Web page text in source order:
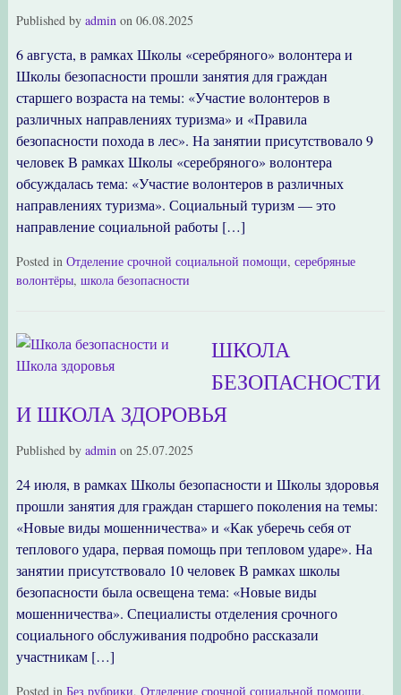
Published by adminon 06.08.2025
6 августа, в рамках Школы «серебряного» волонтера и
Школы безопасности прошли занятия для граждан
старшего возраста на темы: «Участие волонтеров в
различных направлениях туризма» и «Правила
безопасности похода в лес». На занятии присутствовало 9
человек В рамках Школы «серебряного» волонтера
обсуждалась тема: «Участие волонтеров в различных
направлениях туризма». Социальный туризм — это
направление социальной работы […]
Posted in Отделение срочной социальной помощи, серебряные
волонтёры, школа безопасности
ШКОЛА
БЕЗОПАСНОСТИ
И ШКОЛА ЗДОРОВЬЯ
Published by adminon 25.07.2025
24 июля, в рамках Школы безопасности и Школы здоровья
прошли занятия для граждан старшего поколения на темы:
«Новые виды мошенничества» и «Как уберечь себя от
теплового удара, первая помощь при тепловом ударе». На
занятии присутствовало 10 человек В рамках школы
безопасности была освещена тема: «Новые виды
мошенничества». Специалисты отделения срочного
социального обслуживания подробно рассказали
участникам […]
Posted in Без рубрики, Отделение срочной социальной помощи,